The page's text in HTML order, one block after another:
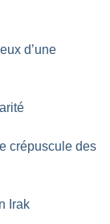
d’une
crépuscule des
Irak